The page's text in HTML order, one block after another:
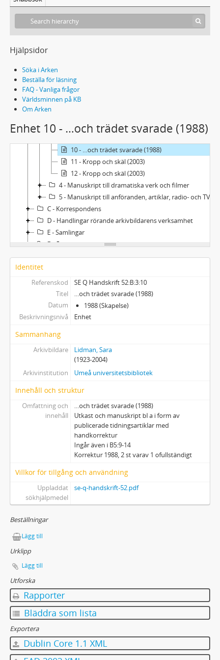
Hjälpsidor
Söka i Arken
Beställa för läsning
FAQ - Vanliga frågor
Världsminnen på KB
Om Arken
Enhet 10 - …och trädet svarade (1988)
2 - Manuskript till romaner
3 - Manuskript till debatt- och dokumentärlitteratur
4 - Gruva (1968)
5 - Gruva (1968)
6 - Gruva (1968)
8 - Vänner och u-vänner (1969)
10 - …och trädet svarade (1988)
11 - Kropp och skäl (2003)
12 - Kropp och skäl (2003)
4 - Manuskript till dramatiska verk och filmer
5 - Manuskript till anföranden, artiklar, radio- och TV-programinslag
C - Korrespondens
D - Handlingar rörande arkivbildarens verksamhet
E - Samlingar
F - Övrigt
Bilaga
Identitet
Referenskod
SE Q Handskrift 52:B:3:10
Titel
…och trädet svarade (1988)
Datum
1988 (Skapelse)
Beskrivningsnivå
Enhet
Sammanhang
Arkivbildare
Lidman, Sara
(1923-2004)
Arkivinstitution
Umeå universitetsbibliotek
Innehåll och struktur
Omfattning och
innehåll
…och trädet svarade (1988)
Utkast och manuskript bl a i form av
publicerade tidningsartiklar med
handkorrektur
Ingår även i B5:9-14
Korrektur 1988, 2 st varav 1 ofullständigt
Villkor för tillgång och användning
Uppladdat
sökhjälpmedel
se-q-handskrift-52.pdf
Beställningar
Lägg till
Urklipp
Lägg till
Utforska
Rapporter
Bläddra som lista
Exportera
Dublin Core 1.1 XML